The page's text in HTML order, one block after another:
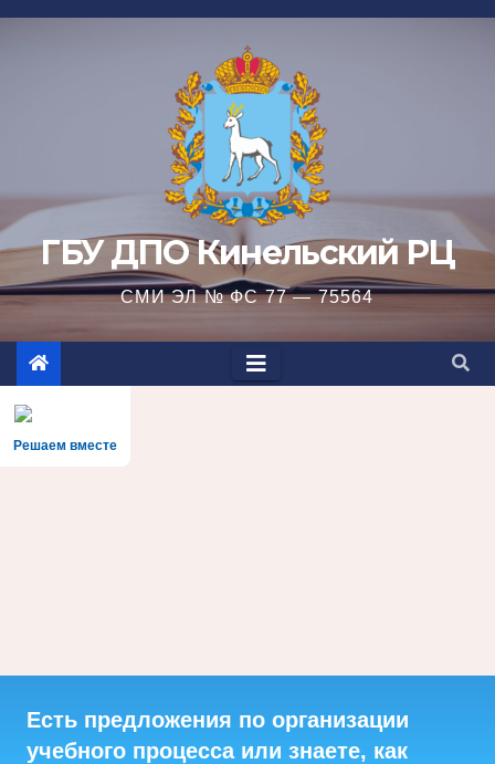
Перейти
ГБУ ДПО Кинельский РЦ
СМИ ЭЛ № ФС 77 — 75564
Решаем вместе
Есть предложения по организации
учебного процесса или знаете, как